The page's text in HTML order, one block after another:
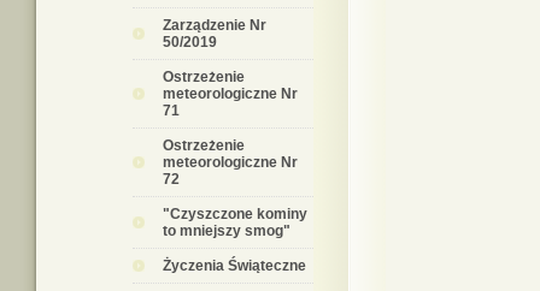
Zarządzenie Nr
50/2019
Ostrzeżenie
meteorologiczne Nr
71
Ostrzeżenie
meteorologiczne Nr
72
"Czyszczone kominy
to mniejszy smog"
Życzenia Świąteczne